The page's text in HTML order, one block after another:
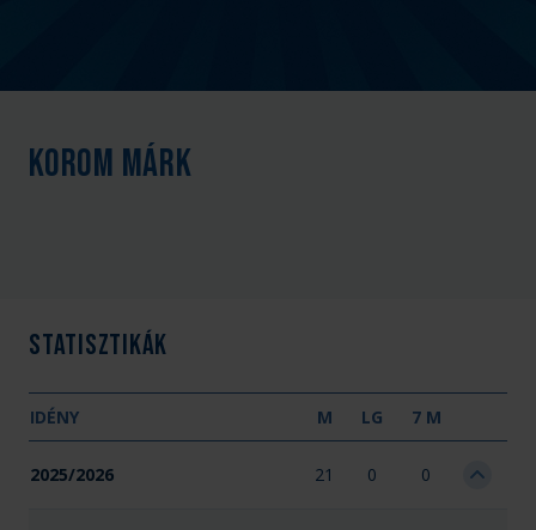
Korom Márk
Statisztikák
IDÉNY M LG 7 M
2025/2026 21 0 0